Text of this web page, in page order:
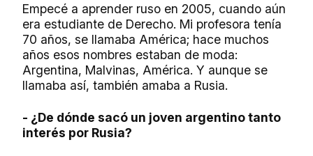
Empecé a aprender ruso en 2005, cuando aún
era estudiante de Derecho. Mi profesora tenía
70 años, se llamaba América; hace muchos
años esos nombres estaban de moda:
Argentina, Malvinas, América. Y aunque se
llamaba así, también amaba a Rusia.
- ¿De dónde sacó un joven argentino tanto
interés por Rusia?